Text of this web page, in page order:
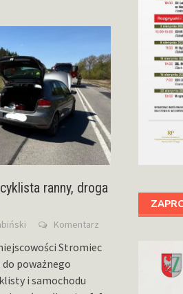
ranny, droga
Komentarz
Stromiec
poważnego
i samochodu